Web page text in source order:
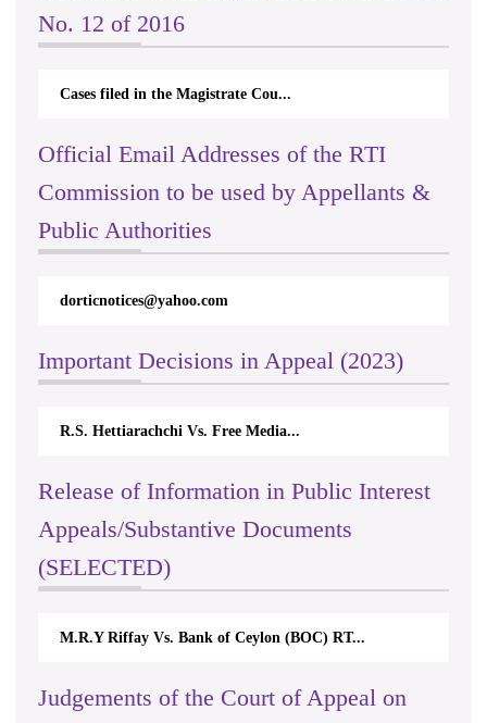
No. 12 of 2016
Cases filed in the Magistrate Cou...
Official Email Addresses of the RTI
Commission to be used by Appellants &
Public Authorities
Important Decisions in Appeal (2023)
Vs. Free Media...
Release of Information in Public Interest
Appeals/Substantive Documents
(SELECTED)
Riffay Vs. Bank of Ceylon (BOC) RT...
Judgements of the Court of Appeal on